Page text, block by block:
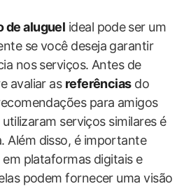
de aluguel ideal pode⁤ ser um
se você‍ deseja garantir
nos serviços. Antes‌ de⁤
avaliar as referênciasdo
para‌ amigos
‌serviços ‍similares é‍
Além disso, é ‍importante
plataformas digitais e⁣
‍podem fornecer uma visão